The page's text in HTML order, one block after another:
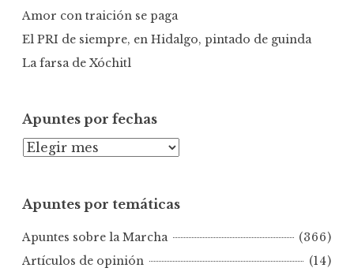
Amor con traición se paga
El PRI de siempre, en Hidalgo, pintado de guinda
La farsa de Xóchitl
Apuntes por fechas
A
n
e
s
Apuntes por temáticas
Apuntes sobre la Marcha
(366)
Artículos de opinión
(14)